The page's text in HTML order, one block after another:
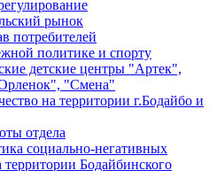
рынок
потребителей
политике и спорту
детские центры "Артек",
"Смена"
на территории г.Бодайбо и
отдела
социально-негативных
территории Бодайбинского